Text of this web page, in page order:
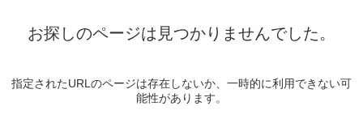
お探しのページは見つかりませんでした。
指定されたURLのページは存在しないか、一時的に利用できない可
能性があります。